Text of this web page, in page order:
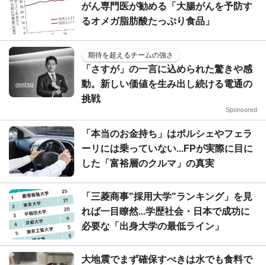
がん専門医が勧める「大腸がんを予防す
るオメガ脂肪酸たっぷり食品」
期待を超えるチームの強さ
「さすが」の一言に込められた驚きや感
動。新しい価値を生み出し続ける電通の
挑戦
Sponsored
「本当のお金持ち」はポルシェやフェラ
ーリには乗っていない...FPが実際に目に
した「富裕層のクルマ」の真実
「三菱商事"採用大学"ランキング」を見
れば一目瞭然...学歴社会・日本で成功に
必要な「出身大学の最低ライン」
大地震でまず確保すべきは水でも食料で